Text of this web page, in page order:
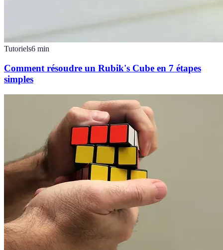
Tutoriels6 min
Comment résoudre un Rubik's Cube en 7 étapes
simples